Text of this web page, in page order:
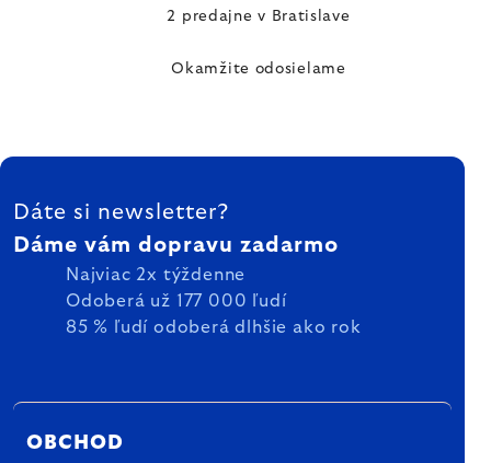
2 predajne v Bratislave
Okamžite odosielame
ZÁPÄTIE
Dáte si newsletter?
Dáme vám dopravu zadarmo
Najviac 2x týždenne
Odoberá už 177 000 ľudí
85 % ľudí odoberá dlhšie ako rok
OBCHOD